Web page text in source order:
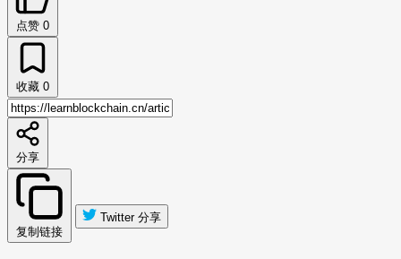
点赞 0
收藏 0
分享
复制链接
Twitter 分享